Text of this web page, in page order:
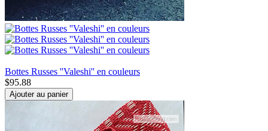
Bottes Russes ''Valeshi'' en couleurs
$95.88
Ajouter au panier